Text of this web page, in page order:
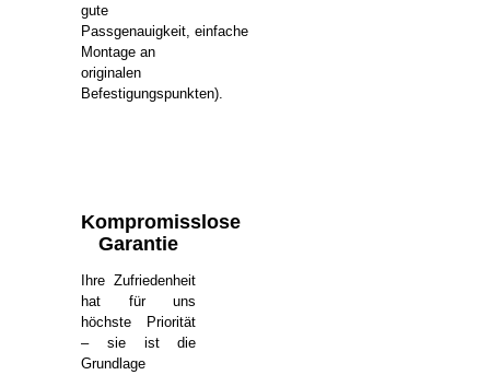
gute
Passgenauigkeit, einfache
Montage an
originalen
Befestigungspunkten).
Kompromisslose
Garantie
Ihre Zufriedenheit
hat für uns
höchste Priorität
– sie ist die
Grundlage